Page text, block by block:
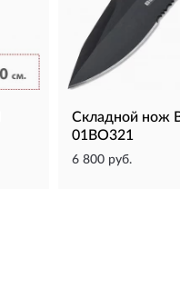
Складной нож
01BO321
6 800 руб.